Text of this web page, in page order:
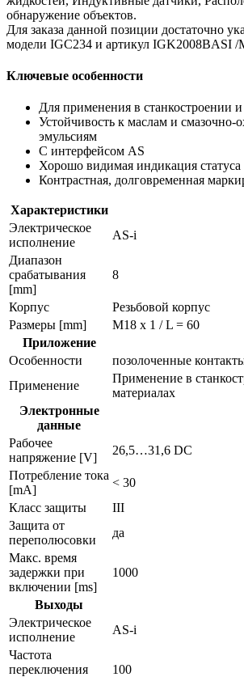
обнаружение объектов.
Для заказа данной позиции достаточно
модели IGC234 и артикул IGK2008BASI /
Ключевые особенности
Для применения в станкостроении
Устойчивость к маслам и
эмульсиям
С интерфейсом AS
Хорошо видимая индикация
Контрастная, долговременная
Характеристики
Электрическое
исполнение
AS-i
Диапазон
срабатывания
[mm]
8
Корпус
Резьбовой корпус
Размеры [mm]
M18 x 1 / L = 60
Приложение
Особенности
позолоченные
Применение
Применение в
материалах
Электронные
данные
Рабочее
напряжение [V]
26,5…31,6 DC
Потребление тока
[mA]
< 30
Класс защиты
III
Защита от
переполюсовки
да
Макс. время
задержки при
включении [ms]
1000
Выходы
Электрическое
исполнение
AS-i
Частота
переключения
100